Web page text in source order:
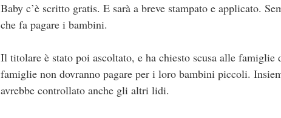
Baby c’è scritto gratis. E sarà a breve stampato e applicato.
che fa pagare i bambini.
Il titolare è stato poi ascoltato, e ha chiesto scusa alle
famiglie non dovranno pagare per i loro bambini piccoli.
avrebbe controllato anche gli altri lidi.